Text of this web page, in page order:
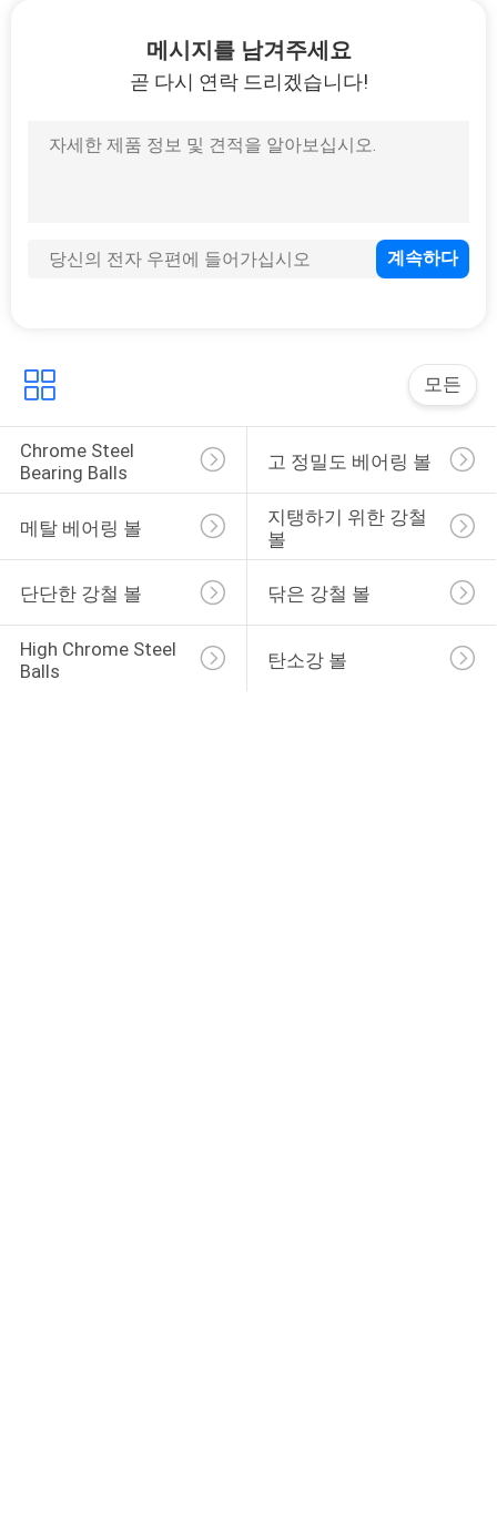
메시지를 남겨주세요
곧 다시 연락 드리겠습니다!
모든
Chrome Steel
Bearing Balls
고 정밀도 베어링 볼
메탈 베어링 볼
지탱하기 위한 강철
볼
단단한 강철 볼 닦은 강철 볼
High Chrome Steel
Balls
탄소강 볼